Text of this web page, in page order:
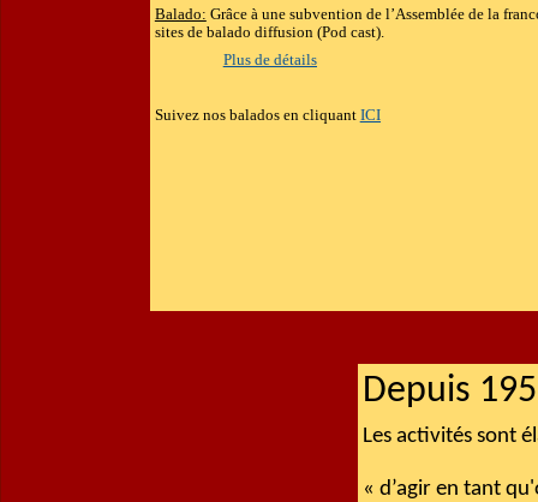
Balado: Grâce à une subvention de l’Assemblée de la
sites de balado diffusion (Pod cast).
Plus de détails
Suivez nos balados en cliquant ICI
Depuis
Les activités sont
« d’agir en tant